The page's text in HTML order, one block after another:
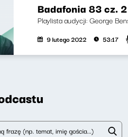
Badafonia 83 cz. 2
Playlista audycji: George
9 lutego 2022 53:17